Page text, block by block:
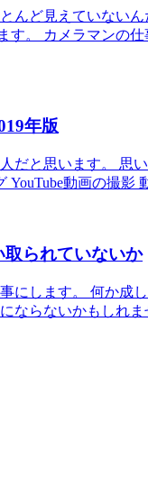
んど見えていない
す。 カメラマンの
年版
だと思います。 思
動画の撮影
られていないか
にします。 何か成
ならないかもしれ